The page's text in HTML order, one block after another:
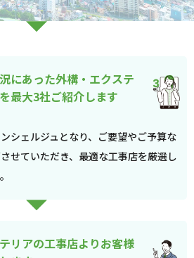
にあった外構・エクステ
最大3社ご紹介します
シェルジュとなり、ご要望やご予算な
せていただき、最適な工事店を厳選し
リアの工事店よりお客様